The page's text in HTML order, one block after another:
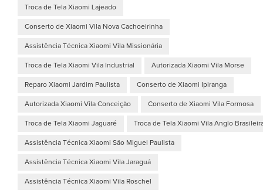
Troca de Tela Xiaomi Lajeado
Conserto de Xiaomi Vila Nova Cachoeirinha
Assistência Técnica Xiaomi Vila Missionária
Troca de Tela Xiaomi Vila Industrial Autorizada Xiaomi Vila Morse
Reparo Xiaomi Jardim Paulista Conserto de Xiaomi Ipiranga
Autorizada Xiaomi Vila Conceição Conserto de Xiaomi Vila Formosa
Troca de Tela Xiaomi Jaguaré Troca de Tela Xiaomi Vila Anglo
Assistência Técnica Xiaomi São Miguel Paulista
Assistência Técnica Xiaomi Vila Jaraguá
Assistência Técnica Xiaomi Vila Roschel